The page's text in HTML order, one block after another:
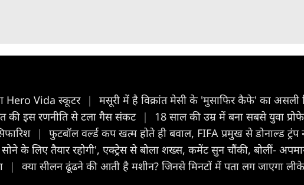
Hero Vida स्कूटर |
मसूरी में है विक्रांत मेसी के 'मुसाफिर कैफे' का असली
की इस रण​नीति से टला गैस संकट | 18 साल की उम्र में बना सबसे युवा
| फुटबॉल वर्ल्ड कप खत्म होते ही बवाल, FIFA प्रमुख से डोनाल्ड
सोने के लिए तैयार रहोगी', एक्ट्रेस से बोला शख्स, कमेंट सुन चौंकी, बोलीं-
| क्या सीलन ढूंढने की आती है मशीन? जिनसे मिनटों में पता लग जाएगा